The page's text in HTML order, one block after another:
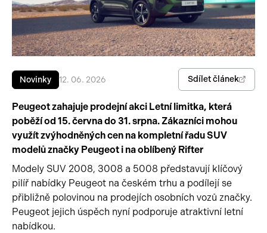
Motorky
Přívěsy a návěsy
Autobusy
Pracovní stroje
Náhradní díly
Příslušenství
Rady a tipy
Nové modely
Videa
Novinky 12. 06. 2026 Sdílet článek
Peugeot zahajuje prodejní akci Letní limitka, která
poběží od 15. června do 31. srpna. Zákazníci mohou
využít zvýhodněných cen na kompletní řadu SUV
modelů značky Peugeot i na oblíbený Rifter
Modely SUV 2008, 3008 a 5008 představují klíčový
pilíř nabídky Peugeot na českém trhu a podílejí se
přibližně polovinou na prodejích osobních vozů značky.
Peugeot jejich úspěch nyní podporuje atraktivní letní
nabídkou.